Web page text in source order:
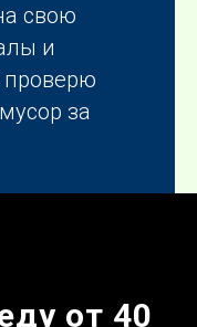
свою
и
проверю
за
от 40